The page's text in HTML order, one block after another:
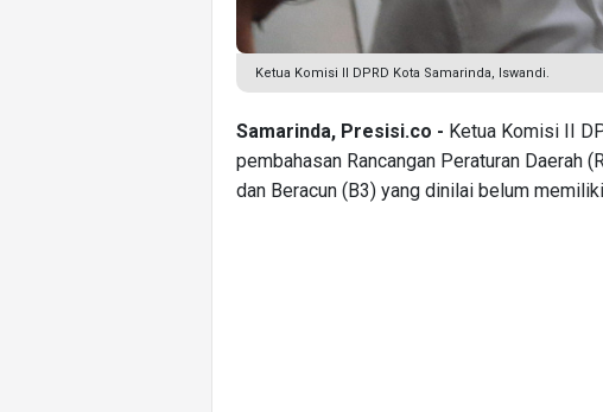
Ketua Komisi II DPRD Kota Samarinda, Iswandi.
Samarinda, Presisi.co - Ketua Komisi II
pembahasan Rancangan Peraturan Daerah
dan Beracun (B3) yang dinilai belum